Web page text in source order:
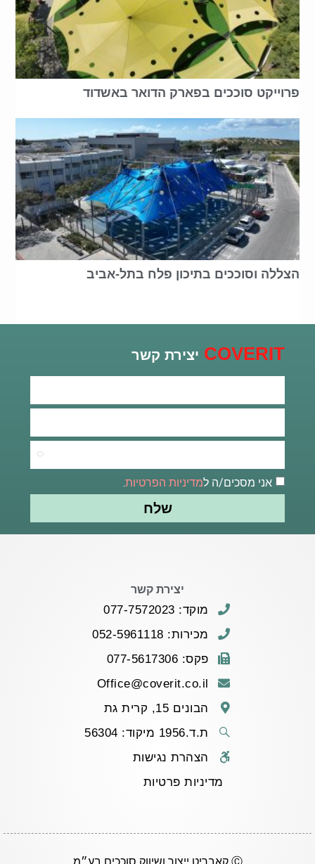
פרוייקט סוככים בפארק הדואר באשדוד
הצללה וסוככים בתיכון פלח בתל-אביב
COVERIT יצירת קשר
אני מסכים/ה למדיניות הפרטיות.
שלח
יצירת קשר
מוקד: 077-7572023
מכירות: 052-5961118
פקס: 077-5617306
Office@coverit.co.il
הבונים 15, קרית גת
ת.ד.1956 מיקוד: 56304
הצהרת נגישות
מדיניות פרטיות